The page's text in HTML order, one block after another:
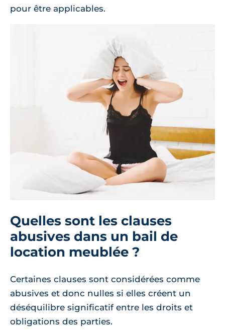
pour être applicables.
Quelles sont les clauses
abusives dans un bail de
location meublée ?
Certaines clauses sont considérées comme
abusives et donc nulles si elles créent un
déséquilibre significatif entre les droits et
obligations des parties.